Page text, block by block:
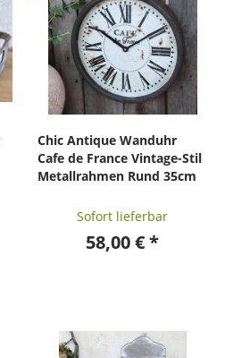
Chic Antique Wanduhr
Cafe de France Vintage-Stil
Metallrahmen Rund 35cm
Sofort lieferbar
58,00 € *